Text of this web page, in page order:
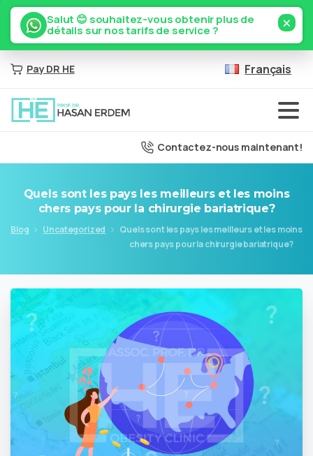
Salut 😊 souhaitez-vous obtenir plus de
détails sur nos tarifs de service ? ×
Pay DR HE Français
Contactez-nous maintenant!
Quels sont les pays les meilleurs et les moins
chers pays pour la chirurgie bariatrique?
Blog Uncategorized
Quels sont les pays les meilleurs et les moins
chers pays pour la chirurgie bariatrique?